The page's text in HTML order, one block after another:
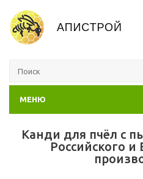
МЕНЮ
Канди для пчёл с
Российского и